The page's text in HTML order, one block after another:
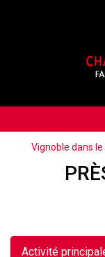
Vignoble dans
Activité